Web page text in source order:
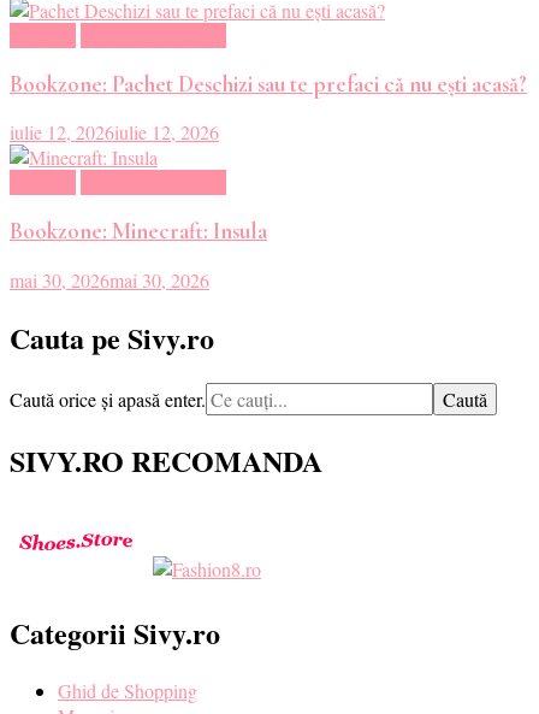
Bookzone: Pachet Deschizi sau te prefaci că nu ești acasă?
iulie 12, 2026iulie 12, 2026
Bookzone: Minecraft: Insula
mai 30, 2026mai 30, 2026
Cauta pe Sivy.ro
Cauți
Caută orice și apasă enter.
SIVY.RO RECOMANDA
Categorii Sivy.ro
Ghid de Shopping